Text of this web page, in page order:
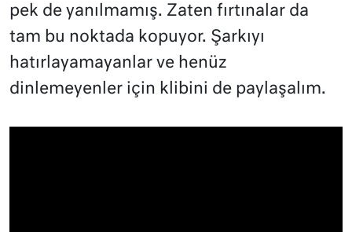
pek de yanılmamış. Zaten fırtınalar da
tam bu noktada kopuyor. Şarkıyı
hatırlayamayanlar ve henüz
dinlemeyenler için klibini de paylaşalım.